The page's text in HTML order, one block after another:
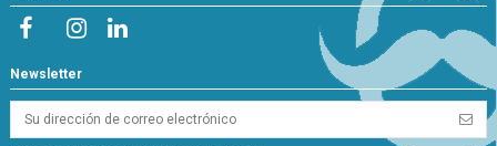
Newsletter